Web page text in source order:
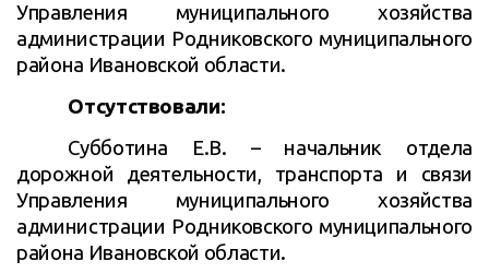
Управления муниципального хозяйства
администрации Родниковского муниципального
района Ивановской области.
Отсутствовали:
Субботина Е.В.
– начальник
отдела
дорожной деятельности, транспорта и связи
Управления муниципального хозяйства
администрации Родниковского муниципального
района Ивановской области.